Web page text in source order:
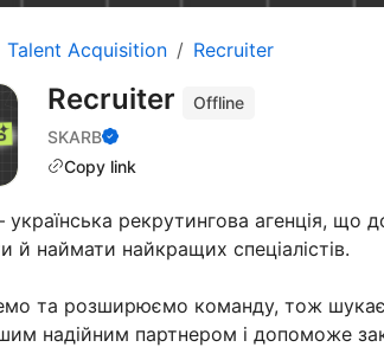
Talent Acquisition Recruiter
Recruiter
Offline
SKARB
Copy link
рекрутингова агенція, що
й наймати найкращих спеціалістів.
та розширюємо команду, тож
надійним партнером і допоможе